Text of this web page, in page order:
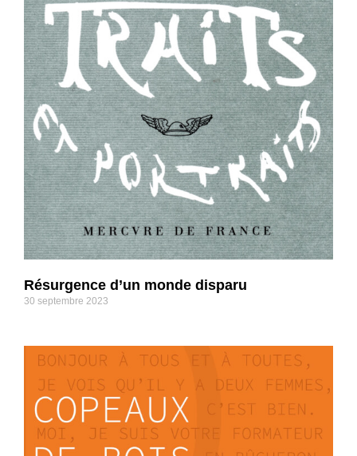
Résurgence d’un monde disparu
30 septembre 2023